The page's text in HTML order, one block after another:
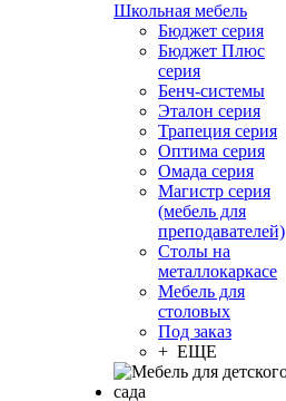
Школьная мебель
Бюджет серия
Бюджет Плюс
серия
Бенч-системы
Эталон серия
Трапеция серия
Оптима серия
Омада серия
Магистр серия
(мебель для
преподавателей)
Столы на
металлокаркасе
Мебель для
столовых
Под заказ
+ ЕЩЕ